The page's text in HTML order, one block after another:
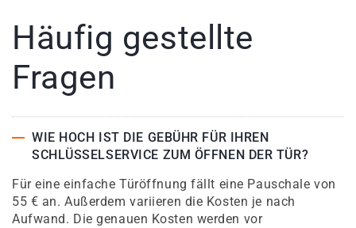
Häufig gestellte
Fragen
WIE HOCH IST DIE GEBÜHR FÜR IHREN
SCHLÜSSELSERVICE ZUM ÖFFNEN DER TÜR?
Für eine einfache Türöffnung fällt eine Pauschale von
55 € an. Außerdem variieren die Kosten je nach
Aufwand. Die genauen Kosten werden vor